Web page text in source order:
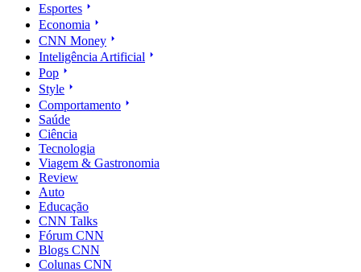
Esportes
Economia
CNN Money
Inteligência Artificial
Pop
Style
Comportamento
Saúde
Ciência
Tecnologia
Viagem & Gastronomia
Review
Auto
Educação
CNN Talks
Fórum CNN
Blogs CNN
Colunas CNN